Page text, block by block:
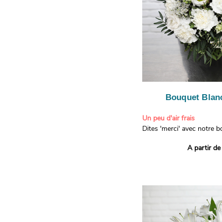
Bouquet
Un peu d'air frais
Dites 'merci' avec notre
de limonium blanc, ce
symbolisent l'amour et
le limonium blanc ajoute
A partir